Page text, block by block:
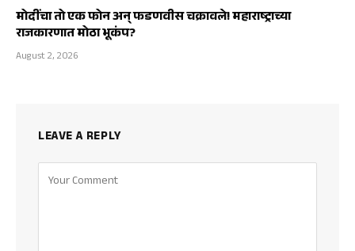
मोदींचा तो एक फोन अन् फडणवीस चक्रावले! महाराष्ट्राच्या
राजकारणात मोठा भूकंप?
August 2, 2026
LEAVE A REPLY